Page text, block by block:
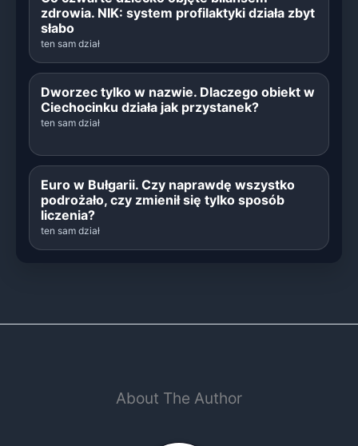
zdrowia. NIK: system profilaktyki działa zbyt
słabo
ten sam dział
Dworzec tylko w nazwie. Dlaczego obiekt w
Ciechocinku działa jak przystanek?
ten sam dział
Euro w Bułgarii. Czy naprawdę wszystko
podrożało, czy zmienił się tylko sposób
liczenia?
ten sam dział
About The Author